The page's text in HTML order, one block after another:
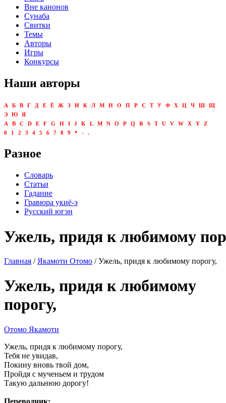
Вне канонов
Сунаба
Свитки
Темы
Авторы
Игры
Конкурсы
Наши авторы
А Б В Г Д Е Ё Ж З И К Л М Н О П Р С Т У Ф Х Ц Ч Ш
Щ
Э
Ю
Я
A
B C D E F G H I J K L M N O P Q R S T U V W X Y
Z
0
1 2 3 4 5 6 7 8 9 * - .
Разное
Словарь
Статьи
Гадание
Гравюра укиё-э
Русский югэн
Ужель, придя к любимому
Главная / Якамоти Отомо / Ужель, придя к любимому порогу,
Ужель, придя к любимому
порогу,
Отомо Якамоти
Ужель, придя к любимому порогу,
Тебя не увидав,
Покину вновь твой дом,
Пройдя с мученьем и трудом
Такую дальнюю дорогу!
Переводчик: